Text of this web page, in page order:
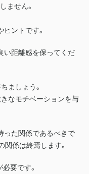
ません。
ントです。
い距離感を保ってくだ
ましょう。
きなモチベーションを与
った関係であるべきで
係は終焉します。
要です。